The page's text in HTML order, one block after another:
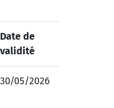
Date de
validité
30/05/2026